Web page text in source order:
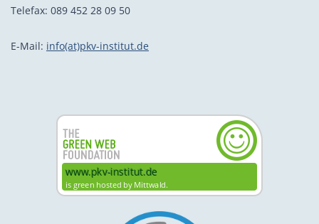
Telefax: 089 452 28 09 50
E-Mail: info(at)pkv-institut.de